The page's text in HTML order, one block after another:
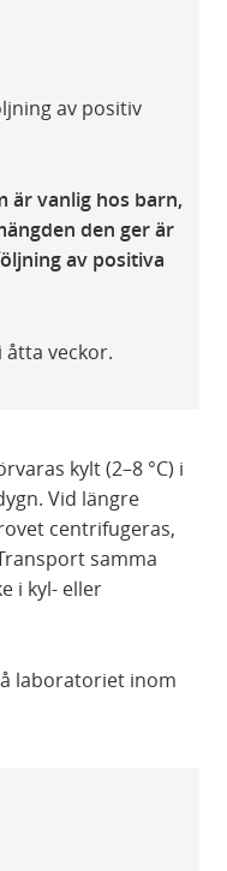
av positiv
är vanlig hos barn,
den ger är
av positiva
veckor.
kylt (2–8 °C) i
Vid längre
centrifugeras,
samma
i kyl- eller
laboratoriet inom